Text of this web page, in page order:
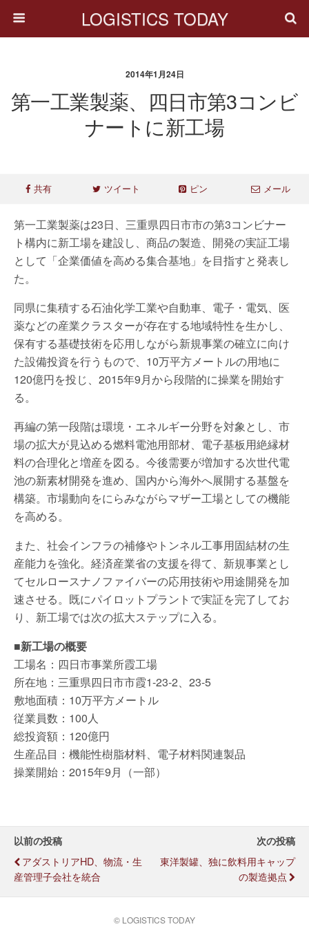
LOGISTICS TODAY
2014年1月24日
第一工業製薬、四日市第3コンビ
ナートに新工場
共有 ツイート ピン メール
第一工業製薬は23日、三重県四日市市の第3コンビナー
ト構内に新工場を建設し、商品の製造、開発の実証工場
として「企業価値を高める集合基地」を目指すと発表し
た。
同県に集積する石油化学工業や自動車、電子・電気、医
薬などの産業クラスターが存在する地域特性を生かし、
保有する基礎技術を応用しながら新規事業の確立に向け
た設備投資を行うもので、10万平方メートルの用地に
120億円を投じ、2015年9月から段階的に操業を開始す
る。
再編の第一段階は環境・エネルギー分野を対象とし、市
場の拡大が見込める燃料電池用部材、電子基板用絶縁材
料の合理化と増産を図る。今後需要が増加する次世代電
池の新素材開発を進め、国内から海外へ展開する基盤を
構築。市場動向をにらみながらマザー工場としての機能
を高める。
また、社会インフラの補修やトンネル工事用固結材の生
産能力を強化。経済産業省の支援を得て、新規事業とし
てセルロースナノファイバーの応用技術や用途開発を加
速させる。既にパイロットプラントで実証を完了してお
り、新工場では次の拡大ステップに入る。
■新工場の概要
工場名：四日市事業所霞工場
所在地：三重県四日市市霞1-23-2、23-5
敷地面積：10万平方メートル
従業員数：100人
総投資額：120億円
生産品目：機能性樹脂材料、電子材料関連製品
操業開始：2015年9月（一部）
以前の投稿
アダストリアHD、物流・生
産管理子会社を統合
次の投稿
東洋製罐、独に飲料用キャップ
の製造拠点
© LOGISTICS TODAY